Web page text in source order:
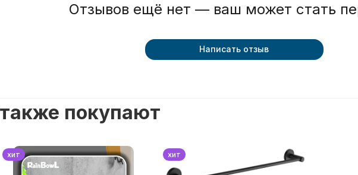
Отзывов ещё нет — ваш может стать
Написать отзыв
покупают
хит хит